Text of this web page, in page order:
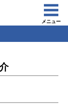
メニュー